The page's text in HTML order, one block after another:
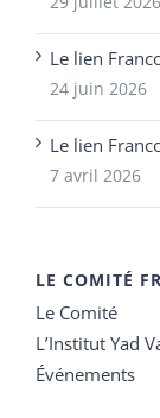
Le lien
24 juin 2026
Le lien
7 avril 2026
LE COMITÉ
Le Comité
L’Institut Yad
Événements